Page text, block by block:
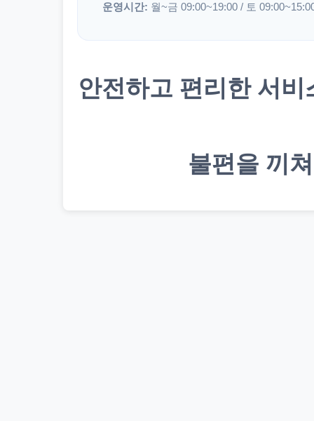
운영시간: 월~금 09:00~19:00 / 토
안전하고 편리한 서
불편을 끼